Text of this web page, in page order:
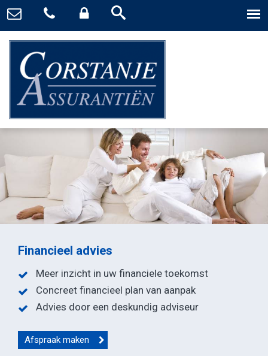
Financieel advies
Meer inzicht in uw financiele toekomst
Concreet financieel plan van aanpak
Advies door een deskundig adviseur
Afspraak maken